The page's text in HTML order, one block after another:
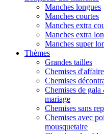
Manches longues
Manches courtes
Manches extra
Manches extra
Manches super
Thèmes
Grandes tailles
Chemises
Chemises
Chemises de gala
mariage
Chemises sans
Chemises avec
mousquetaire